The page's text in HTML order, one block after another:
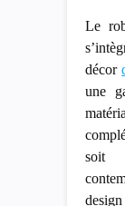
Le
décor
une
soit